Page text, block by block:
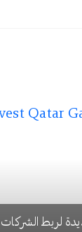
لربط الشركات